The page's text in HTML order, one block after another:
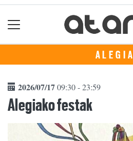
ALEGIA
2026/07/1709:30 - 23:59
Alegiako festak